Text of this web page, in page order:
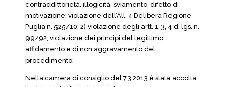
contraddittorietà, illogicità, sviamento, difetto di
motivazione; violazione dell’All. 4 Delibera Regione
Puglia n. 525/10; 2) violazione degli artt. 1, 3, 4 d. lgs. n.
99/92; violazione dei principi del legittimo
affidamento e di non aggravamento del
procedimento.
Nella camera di consiglio del 7.3.2013 è stata accolta